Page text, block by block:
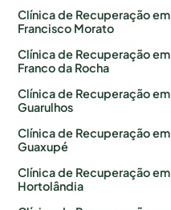
Clínica de Recuperação em
Francisco Morato
Clínica de Recuperação em
Franco da Rocha
Clínica de Recuperação em
Guarulhos
Clínica de Recuperação em
Guaxupé
Clínica de Recuperação em
Hortolândia